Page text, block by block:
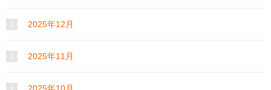
2025年12月
2025年11月
2025年10月